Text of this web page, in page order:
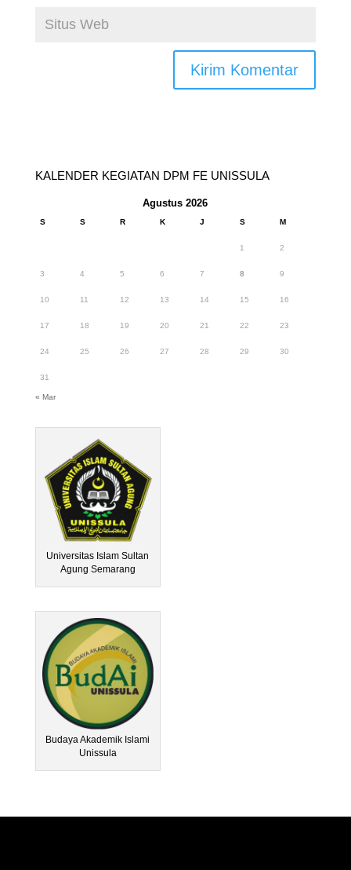
KALENDER KEGIATAN DPM FE UNISSULA
Agustus 2026
S S R K J S M
1 2
3 4 5 6 7 8 9
10 11 12 13 14 15 16
17 18 19 20 21 22 23
24 25 26 27 28 29 30
31
« Mar
Universitas Islam Sultan
Agung Semarang
Budaya Akademik Islami
Unissula